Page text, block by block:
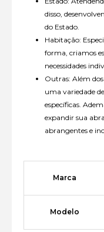
disso,
do Estado.
Habitação:
forma, criamos
necessidades
Outras: Além
uma variedade
específicas.
expandir sua
abrangentes e
Marca
Modelo